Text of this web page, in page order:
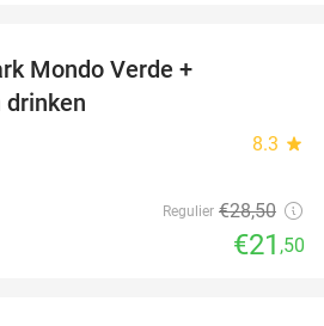
Mondo Verde +
drinken
8.3 star
Regulier €28,50
€21 ,50